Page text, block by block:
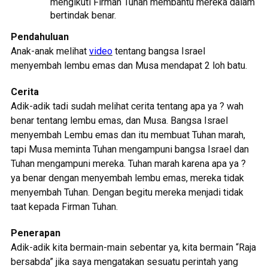
mengikuti Firman Tuhan membantu mereka dalam
bertindak benar.
Pendahuluan
Anak-anak melihat videotentang bangsa Israel
menyembah lembu emas dan Musa mendapat 2 loh batu.
Cerita
Adik-adik tadi sudah melihat cerita tentang apa ya ? wah
benar tentang lembu emas, dan Musa. Bangsa Israel
menyembah Lembu emas dan itu membuat Tuhan marah,
tapi Musa meminta Tuhan mengampuni bangsa Israel dan
Tuhan mengampuni mereka. Tuhan marah karena apa ya ?
ya benar dengan menyembah lembu emas, mereka tidak
menyembah Tuhan. Dengan begitu mereka menjadi tidak
taat kepada Firman Tuhan.
Penerapan
Adik-adik kita bermain-main sebentar ya, kita bermain “Raja
bersabda” jika saya mengatakan sesuatu perintah yang